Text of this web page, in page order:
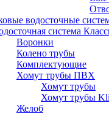
водосточные
система
Воронки
Колено трубы
Комплектующие
Хомут трубы ПВХ
Хомут трубы
Хомут трубы
Желоб